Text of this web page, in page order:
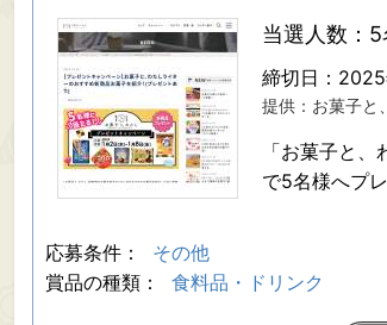
当選人数：5
締切日：2025
提供：お菓子と
「お菓子と
で5名様へプ
応募条件：
その他
賞品の種類：
食料品・ドリンク